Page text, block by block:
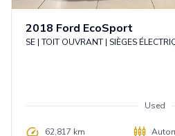
2018 Ford EcoSport
SE | TOIT OUVRANT | SIÈGES
Used
62,817 km